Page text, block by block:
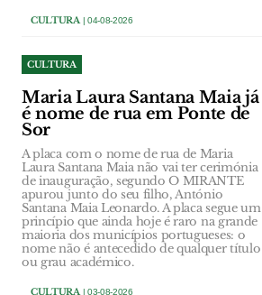
CULTURA| 04-08-2026
CULTURA
Maria Laura Santana Maia já
é nome de rua em Ponte de
Sor
A placa com o nome de rua de Maria
Laura Santana Maia não vai ter cerimónia
de inauguração, segundo O MIRANTE
apurou junto do seu filho, António
Santana Maia Leonardo. A placa segue um
princípio que ainda hoje é raro na grande
maioria dos municípios portugueses: o
nome não é antecedido de qualquer título
ou grau académico.
CULTURA| 03-08-2026